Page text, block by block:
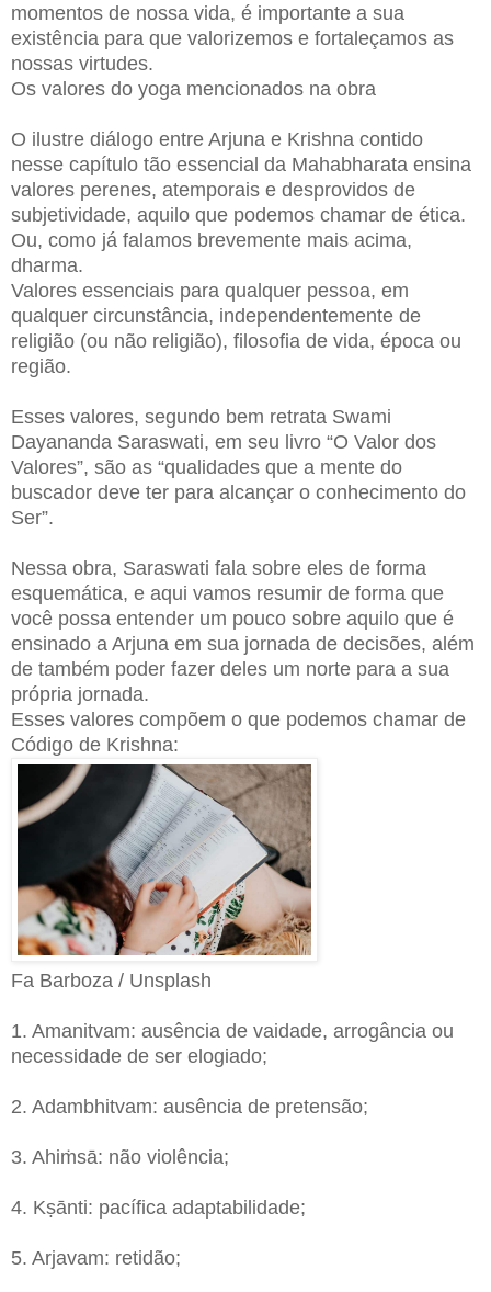
momentos de nossa vida, é importante a sua
existência para que valorizemos e fortaleçamos as
nossas virtudes.
Os valores do yoga mencionados na obra
O ilustre diálogo entre Arjuna e Krishna contido
nesse capítulo tão essencial da Mahabharata ensina
valores perenes, atemporais e desprovidos de
subjetividade, aquilo que podemos chamar de ética.
Ou, como já falamos brevemente mais acima,
dharma.
Valores essenciais para qualquer pessoa, em
qualquer circunstância, independentemente de
religião (ou não religião), filosofia de vida, época ou
região.
Esses valores, segundo bem retrata Swami
Dayananda Saraswati, em seu livro “O Valor dos
Valores”, são as “qualidades que a mente do
buscador deve ter para alcançar o conhecimento do
Ser”.
Nessa obra, Saraswati fala sobre eles de forma
esquemática, e aqui vamos resumir de forma que
você possa entender um pouco sobre aquilo que é
ensinado a Arjuna em sua jornada de decisões, além
de também poder fazer deles um norte para a sua
própria jornada.
Esses valores compõem o que podemos chamar de
Código de Krishna:
Fa Barboza / Unsplash
1. Amanitvam: ausência de vaidade, arrogância ou
necessidade de ser elogiado;
2. Adambhitvam: ausência de pretensão;
3. Ahiṁsā: não violência;
4. Kṣānti: pacífica adaptabilidade;
5. Arjavam: retidão;